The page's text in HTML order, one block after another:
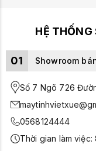
HỆ THỐNG
01 Showroom
Số 7 Ngõ 726
0568124444
Thời gian làm